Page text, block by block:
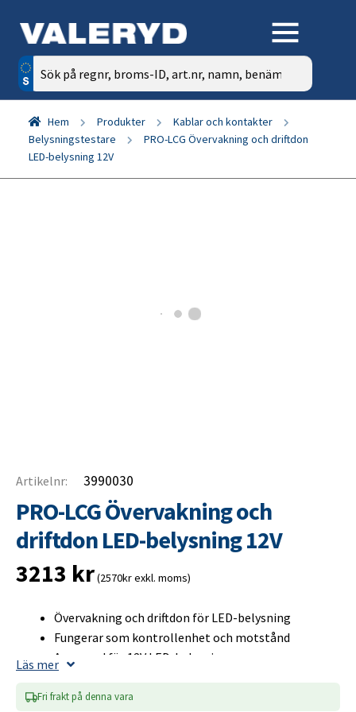
Sök
efter:
Hem Produkter
Kablar och kontakter
Belysningstestare
PRO-LCG Övervakning och driftdon
LED-belysning 12V
Artikelnr: 3990030
PRO-LCG Övervakning och
driftdon LED-belysning 12V
3213 kr(2570kr exkl. moms)
Övervakning och driftdon för LED-belysning
Fungerar som kontrollenhet och motstånd
Anpassad för 12V LED-belysning
Ersätter flera separata motstånd
Läs mer
Fri frakt på denna vara